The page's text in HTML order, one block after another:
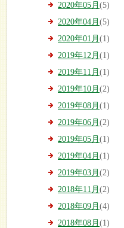
2020年05月 (5)
2020年04月 (5)
2020年01月 (1)
2019年12月 (1)
2019年11月 (1)
2019年10月 (2)
2019年08月 (1)
2019年06月 (2)
2019年05月 (1)
2019年04月 (1)
2019年03月 (2)
2018年11月 (2)
2018年09月 (4)
2018年08月 (1)